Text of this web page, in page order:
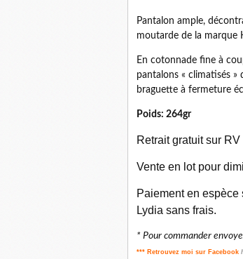
Pantalon ample,
moutarde de la marque
En cotonnade fine à
pantalons « climatisés »
braguette à fermeture
Poids: 264gr
Retrait gratuit sur
Vente en lot pour
Paiement en
Lydia sans frais.
* Pour commander
*** Retrouvez moi sur Facebook